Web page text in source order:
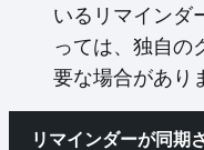
いるリマインダ
っては、独自の
要な場合があり
リマインダーが同期